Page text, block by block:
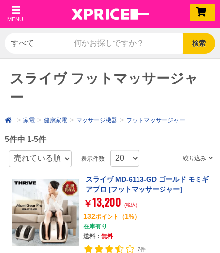
MENU
検索
スライヴ フットマッサージャ
ー
家電 健康家電 マッサージ機器 フットマッサージャー
5件中 1-5件
表示件数 絞り込み
スライヴ MD-6113-GD ゴールド モミギ
アプロ [フットマッサージャー]
￥13,200 (税込)
132ポイント （1%）
在庫有り
送料： 無料
7件